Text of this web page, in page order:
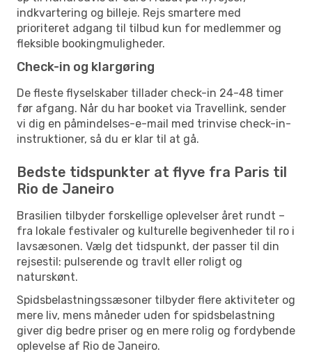
indkvartering og billeje. Rejs smartere med
prioriteret adgang til tilbud kun for medlemmer og
fleksible bookingmuligheder.
Check-in og klargøring
De fleste flyselskaber tillader check-in 24-48 timer
før afgang. Når du har booket via Travellink, sender
vi dig en påmindelses-e-mail med trinvise check-in-
instruktioner, så du er klar til at gå.
Bedste tidspunkter at flyve fra Paris til
Rio de Janeiro
Brasilien tilbyder forskellige oplevelser året rundt –
fra lokale festivaler og kulturelle begivenheder til ro i
lavsæsonen. Vælg det tidspunkt, der passer til din
rejsestil: pulserende og travlt eller roligt og
naturskønt.
Spidsbelastningssæsoner tilbyder flere aktiviteter og
mere liv, mens måneder uden for spidsbelastning
giver dig bedre priser og en mere rolig og fordybende
oplevelse af Rio de Janeiro.